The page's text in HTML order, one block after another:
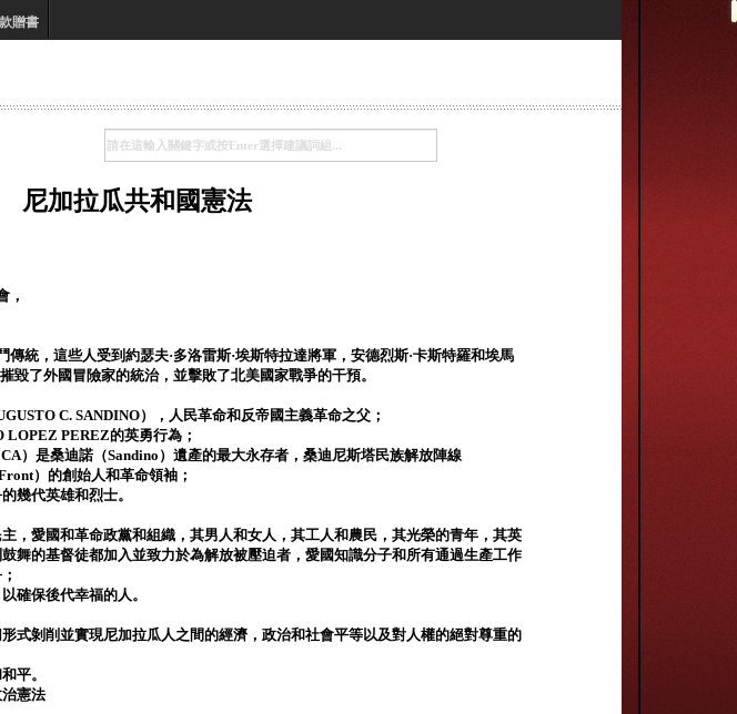
贈書
尼加拉瓜共和國憲法
，
統，這些人受到約瑟夫·多洛雷斯·埃斯特拉達將軍，安德烈斯·卡斯特羅和埃馬
毀了外國冒險家的統治，並擊敗了北美國家戰爭的干預。
C. SANDINO），人民革命和反帝國主義革命之父；
PEREZ的英勇行為；
）是桑迪諾（Sandino）遺產的最大永存者，桑迪尼斯塔民族解放陣線
）的創始人和革命領袖；
幾代英雄和烈士。
，愛國和革命政黨和組織，其男人和女人，其工人和農民，其光榮的青年，其英
舞的基督徒都加入並致力於為解放被壓迫者，愛國知識分子和所有通過生產工作
確保後代幸福的人。
式剝削並實現尼加拉瓜人之間的經濟，政治和社會平等以及對人權的絕對尊重的
平。
憲法